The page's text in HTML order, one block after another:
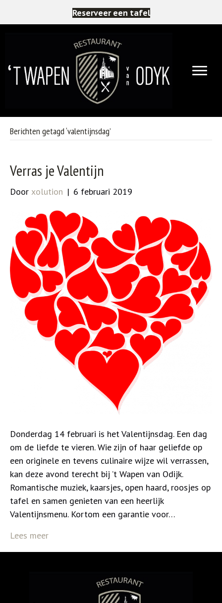
Reserveer een tafel
Berichten getagd ‘valentijnsdag’
Verras je Valentijn
Door xolution | 6 februari 2019
Donderdag 14 februari is het Valentijnsdag. Een dag
om de liefde te vieren. Wie zijn of haar geliefde op
een originele en tevens culinaire wijze wil verrassen,
kan deze avond terecht bij ’t Wapen van Odijk.
Romantische muziek, kaarsjes, open haard, roosjes op
tafel en samen genieten van een heerlijk
Valentijnsmenu. Kortom een garantie voor…
Lees meer